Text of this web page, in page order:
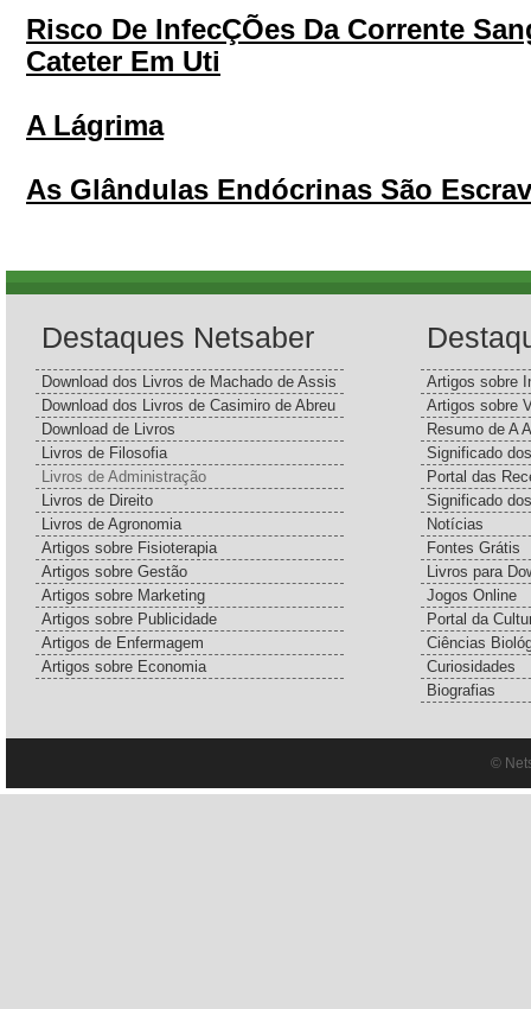
Risco De InfecÇÕes Da Corrente
Cateter Em Uti
A Lágrima
As Glândulas Endócrinas São
Destaques Netsaber
Download dos Livros de Machado de Assis
Download dos Livros de Casimiro de Abreu
Download de Livros
Livros de Filosofia
Livros de Administração
Livros de Direito
Livros de Agronomia
Artigos sobre Fisioterapia
Artigos sobre Gestão
Artigos sobre Marketing
Artigos sobre Publicidade
Artigos de Enfermagem
Artigos sobre Economia
Artigos sobre
Artigos sobre
Resumo de A
Significado
Portal das
Significado
Notícias
Fontes Grátis
Livros para
Jogos Online
Portal da
Ciências
Curiosidades
Biografias
©